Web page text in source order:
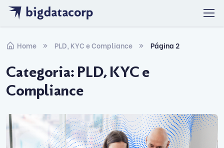
Skip to navigation
Skip to content
Home PLD, KYC e Compliance Página 2
Categoria: PLD, KYC e
Compliance